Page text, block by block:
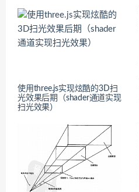
使用three.js实现炫酷的3D扫
光效果后期（shader通道实现
扫光效果）